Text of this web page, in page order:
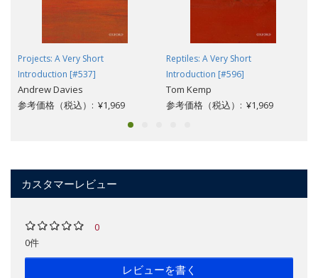
Projects: A Very Short
Introduction [#537]
Andrew Davies
参考価格（税込）: ¥1,969
Reptiles: A Very Short
Introduction [#596]
Tom Kemp
参考価格（税込）: ¥1,969
カスタマーレビュー
0
0件
レビューを書く